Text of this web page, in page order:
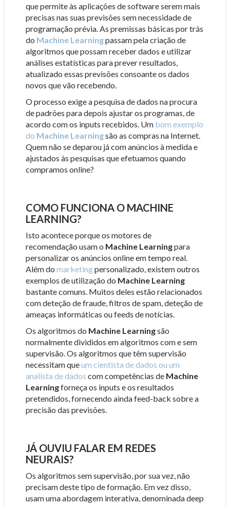
que permite às aplicações de software serem mais
precisas nas suas previsões sem necessidade de
programação prévia. As premissas básicas por trás
do Machine Learningpassam pela criação de
algoritmos que possam receber dados e utilizar
análises estatísticas para prever resultados,
atualizado essas previsões consoante os dados
novos que vão recebendo.
O processo exige a pesquisa de dados na procura
de padrões para depois ajustar os programas, de
acordo com os inputs recebidos. Um bom exemplo
do Machine Learningsão as compras na Internet.
Quem não se deparou já com anúncios à medida e
ajustados às pesquisas que efetuamos quando
compramos online?
COMO FUNCIONA O MACHINE
LEARNING?
Isto acontece porque os motores de
recomendação usam o Machine Learningpara
personalizar os anúncios online em tempo real.
Além do marketingpersonalizado, existem outros
exemplos de utilização do Machine Learning
bastante comuns. Muitos deles estão relacionados
com deteção de fraude, filtros de spam, deteção de
ameaças informáticas ou feeds de notícias.
Os algoritmos do Machine Learningsão
normalmente divididos em algoritmos com e sem
supervisão. Os algoritmos que têm supervisão
necessitam queum cientista de dados ou um
analista de dados com competências de Machine
Learningforneça os inputs e os resultados
pretendidos, fornecendo ainda feed-back sobre a
precisão das previsões.
JÁ OUVIU FALAR EM REDES
NEURAIS?
Os algoritmos sem supervisão, por sua vez, não
precisam deste tipo de formação. Em vez disso,
usam uma abordagem interativa, denominada deep